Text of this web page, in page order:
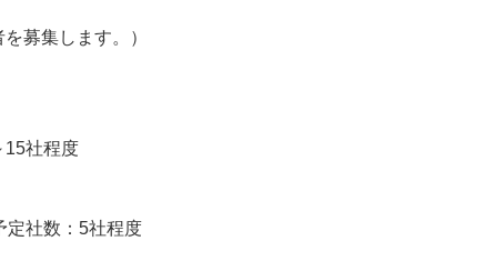
募集します。）
社程度
社数：5社程度